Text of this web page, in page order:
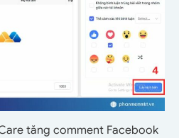
tăng comment Facebook